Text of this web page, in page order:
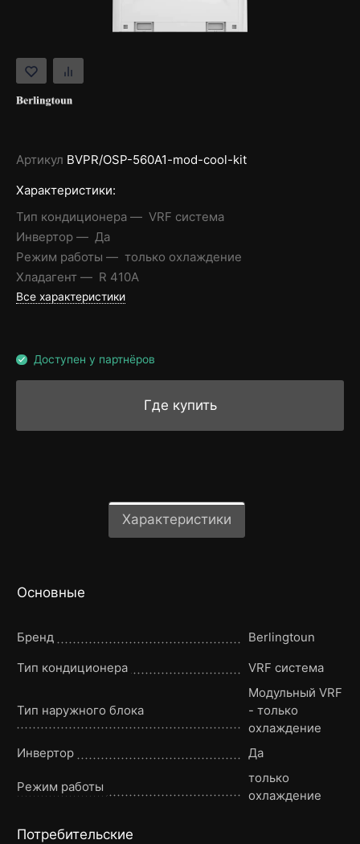
Артикул BVPR/OSP-560A1-mod-cool-kit
Характеристики:
Тип кондиционера
VRF система
Инвертор
Да
Режим работы
только охлаждение
Хладагент
R 410A
Все характеристики
Доступен у партнёров
Где купить
Характеристики
Основные
Бренд
Berlingtoun
Тип кондиционера
VRF система
Тип наружного блока
Модульный VRF
- только
охлаждение
Инвертор
Да
Режим работы
только
охлаждение
Потребительские